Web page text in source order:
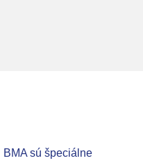
sú špeciálne